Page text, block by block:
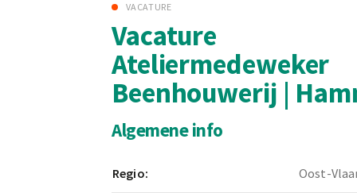
VACATURE
Vacature
Ateliermedeweker
Beenhouwerij |
Algemene info
Regio: Oost-